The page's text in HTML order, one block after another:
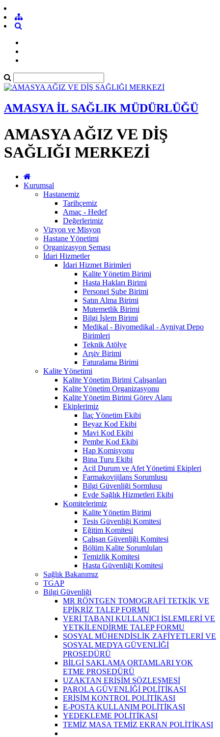
AMASYA İL SAĞLIK MÜDÜRLÜĞÜ
AMASYA AĞIZ VE DİŞ
SAĞLIĞI MERKEZİ
Kurumsal
Hastanemiz
Tarihçemiz
Amaç - Hedef
Değerlerimiz
Vizyon ve Misyon
Hastane Yönetimi
Organizasyon Şeması
İdari Hizmetler
İdari Hizmet Birimleri
Kalite Yönetim Birimi
Hasta Hakları Birimi
Personel Şube Birimi
Satın Alma Birimi
Mutemetlik Birimi
Bilgi İşlem Birimi
Medikal - Biyomedikal - Ayniyat Depo
Birimleri
Teknik Atölye
Arşiv Birimi
Faturalama Birimi
Kalite Yönetimi
Kalite Yönetim Birimi Çalışanları
Kalite Yönetim Organizasyonu
Kalite Yönetim Birimi Görev Alanı
Ekiplerimiz
İlaç Yönetim Ekibi
Beyaz Kod Ekibi
Mavi Kod Ekibi
Pembe Kod Ekibi
Hap Komisyonu
Bina Turu Ekibi
Acil Durum ve Afet Yönetimi Ekipleri
Farmakovijilans Sorumlusu
Bilgi Güvenliği Sormlusu
Evde Sağlık Hizmetleri Ekibi
Komitelerimiz
Kalite Yönetim Birimi
Tesis Güvenliği Komitesi
Eğitim Komitesi
Çalışan Güvenliği Komitesi
Bölüm Kalite Sorumluları
Temizlik Komitesi
Hasta Güvenliği Komitesi
Sağlık Bakanımız
TGAP
Bilgi Güvenliği
MR RÖNTGEN TOMOGRAFİ TETKİK VE
EPİKRİZ TALEP FORMU
VERİ TABANI KULLANICI İŞLEMLERİ VE
YETKİLENDİRME TALEP FORMU
SOSYAL MÜHENDİSLİK ZAFİYETLERİ VE
SOSYAL MEDYA GÜVENLİĞİ
PROSEDÜRÜ
BİLGİ SAKLAMA ORTAMLARI YOK
ETME PROSEDÜRÜ
UZAKTAN ERİŞİM SÖZLEŞMESİ
PAROLA GÜVENLİĞİ POLİTİKASI
ERİŞİM KONTROL POLİTİKASI
E-POSTA KULLANIM POLİTİKASI
YEDEKLEME POLİTİKASI
TEMİZ MASA TEMİZ EKRAN POLİTİKASI